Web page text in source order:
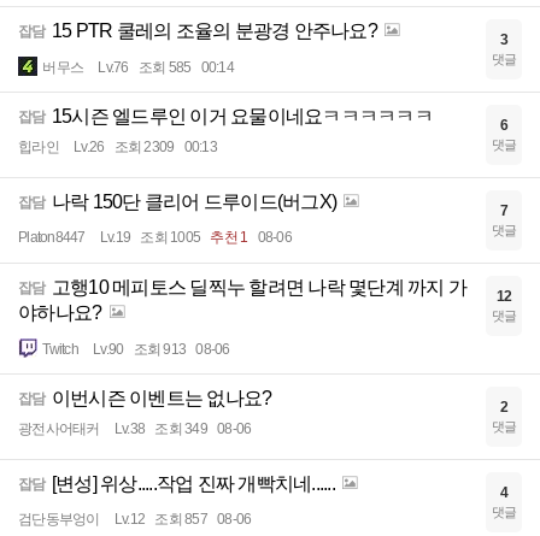
잡담 15 PTR 쿨레의 조율의 분광경 안주나요?
버무스 Lv.76 조회 585 00:14
3
댓글
잡담 15시즌 엘드루인 이거 요물이네요ㅋㅋㅋㅋㅋㅋ
힙라인 Lv.26 조회 2309 00:13
6
댓글
잡담 나락 150단 클리어 드루이드(버그X)
Platon8447 Lv.19 조회 1005 추천 1 08-06
7
댓글
잡담 고행10 메피토스 딜찍누 할려면 나락 몇단계 까지 가
야하나요?
Twitch Lv.90 조회 913 08-06
12
댓글
잡담 이번시즌 이벤트는 없나요?
광전사어태커 Lv.38 조회 349 08-06
2
댓글
잡담 [변성] 위상.....작업 진짜 개빡치네......
검단동부엉이 Lv.12 조회 857 08-06
4
댓글